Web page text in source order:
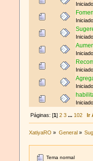
Páginas: [1] 2 3 ... 102 Ir
XatiyaRO » General»
Tema normal